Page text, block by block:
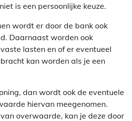
is een persoonlijke keuze.
wordt er door de bank ook
Daarnaast worden ook
lasten en of er eventueel
kan worden als je een
dan wordt ook de eventuele
hiervan meegenomen.
overwaarde, kan je deze door